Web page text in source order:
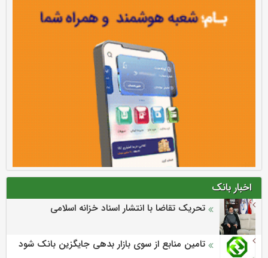
اخبار بانک
تحریک تقاضا با انتشار اسناد خزانه اسلامی
تامین منابع از سوی بازار بدهی جایگزین بانک شود